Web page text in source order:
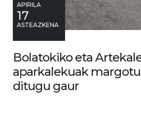
APIRILA
17
ASTEAZKENA
Bolatokiko eta
aparkalekuak margotu
ditugu gaur